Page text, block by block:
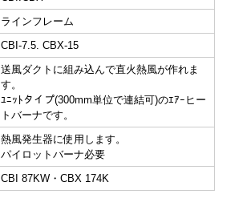
ラインフレーム
CBI-7.5. CBX-15
送風ダクトに組み込んで直火熱風が作れま
す。
ﾕﾆｯﾄタイプ(300mm単位で連結可)のｴｱｰヒー
トバーナです。
熱風発生器に使用します。
パイロットバーナ必要
CBI 87KW・CBX 174K